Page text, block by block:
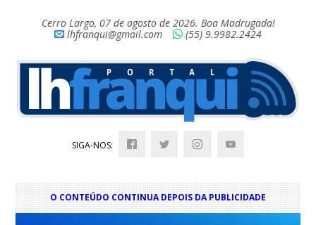
Cerro Largo, 07 de agosto de 2026. Boa Madrugada!
lhfranqui@gmail.com
(55) 9.9982.2424
SIGA-NOS:
O CONTEÚDO CONTINUA DEPOIS DA PUBLICIDADE